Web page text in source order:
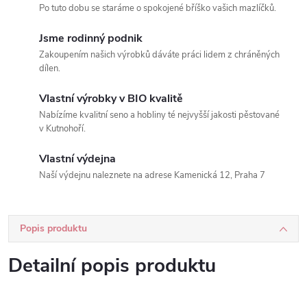
Po tuto dobu se staráme o spokojené bříško vašich mazlíčků.
Jsme rodinný podnik
Zakoupením našich výrobků dáváte práci lidem z chráněných
dílen.
Vlastní výrobky v BIO kvalitě
Nabízíme kvalitní seno a hobliny té nejvyšší jakosti pěstované
v Kutnohoří.
Vlastní výdejna
Naší výdejnu naleznete na adrese Kamenická 12, Praha 7
Popis produktu
Detailní popis produktu